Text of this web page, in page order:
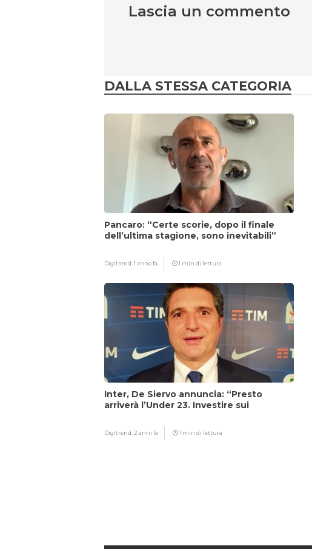
Lascia un commento
DALLA STESSA CATEGORIA
Pancaro: “Certe scorie, dopo il finale
dell’ultima stagione, sono inevitabili”
Digitrend,1 anno fa 1 min di lettura
Inter, De Siervo annuncia: “Presto
arriverà l’Under 23. Investire sui
Digitrend,2 anni fa 1 min di lettura